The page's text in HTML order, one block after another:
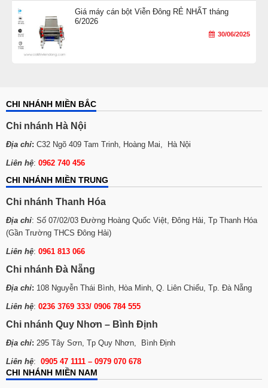
Giá máy cán bột Viễn Đông RẺ NHẤT tháng
6/2026
30/06/2025
CHI NHÁNH MIỀN BẮC
Chi nhánh Hà Nội
Địa chỉ: C32 Ngõ 409 Tam Trinh, Hoàng Mai, Hà Nội
Liên hệ: 0962 740 456
CHI NHÁNH MIỀN TRUNG
Chi nhánh Thanh Hóa
Địa chỉ: Số 07/02/03 Đường Hoàng Quốc Việt, Đông Hải, Tp Thanh Hóa
(Gần Trường THCS Đông Hải)
Liên hệ: 0961 813 066
Chi nhánh Đà Nẵng
Địa chỉ: 108 Nguyễn Thái Bình, Hòa Minh, Q. Liên Chiểu, Tp. Đà Nẵng
Liên hệ: 0236 3769 333/ 0906 784 555
Chi nhánh Quy Nhơn – Bình Định
Địa chỉ: 295 Tây Sơn, Tp Quy Nhơn, Bình Định
Liên hệ: 0905 47 1111 – 0979 070 678
CHI NHÁNH MIỀN NAM